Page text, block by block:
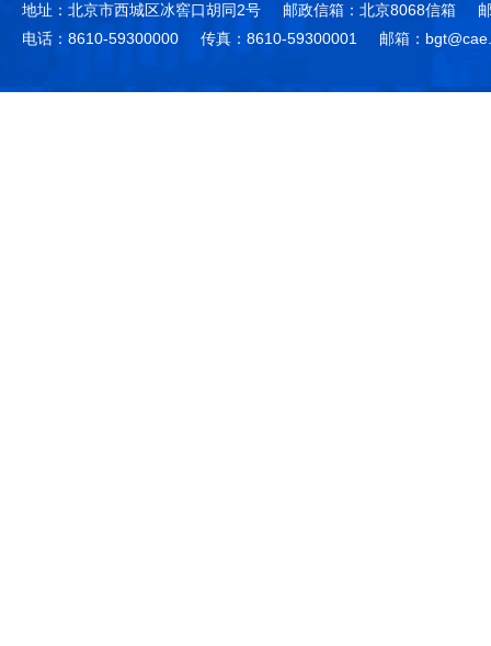
地址：北京市西城区冰窖口胡同2号
邮政信箱：北京8068信箱
电话：8610-59300000
传真：8610-59300001 邮箱：